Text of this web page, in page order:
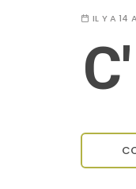
IL Y A 14
C'